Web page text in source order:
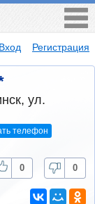
Вход Регистрация
ул.
телефон
0 0